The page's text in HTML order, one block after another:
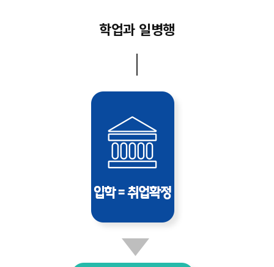
학업과 일병행